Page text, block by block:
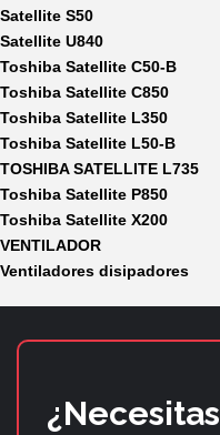
Satellite S50
Satellite U840
Toshiba Satellite C50-B
Toshiba Satellite C850
Toshiba Satellite L350
Toshiba Satellite L50-B
TOSHIBA SATELLITE L735
Toshiba Satellite P850
Toshiba Satellite X200
VENTILADOR
Ventiladores disipadores
¿Necesitas